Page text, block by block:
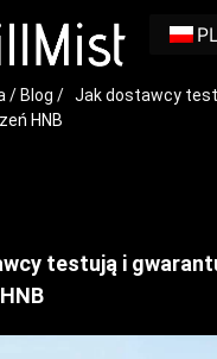
/ Blog / Jak dostawcy
HNB
testują i